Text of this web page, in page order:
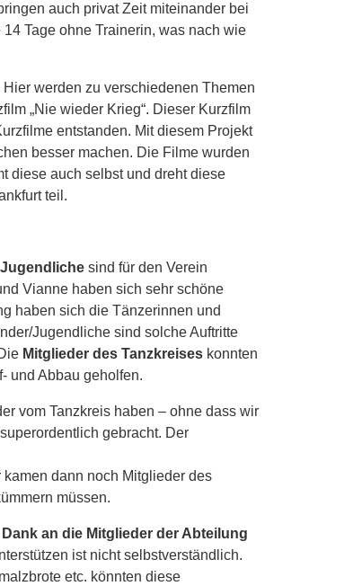
auch privat Zeit miteinander bei
Tage ohne Trainerin, was nach wie
werden zu verschiedenen Themen
„Nie wieder Krieg“. Dieser Kurzfilm
entstanden. Mit diesem Projekt
besser machen. Die Filme wurden
diese auch selbst und dreht diese
teil.
sind für den Verein
Vianne haben sich sehr schöne
haben sich die Tänzerinnen und
Jugendliche sind solche Auftritte
Mitglieder des Tanzkreises konnten
und Abbau geholfen.
vom Tanzkreis haben – ohne dass wir
gebracht. Der
dann noch Mitglieder des
müssen.
an die Mitglieder der Abteilung
ist nicht selbstverständlich.
etc. könnten diese